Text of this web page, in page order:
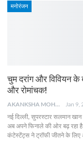
मनोरंजन
चुम दरांग और विवियन के
और रोमांचक!
AKANKSHA MOHAN Jan 9,
नई दिल्ली, सुपरस्टार सलमान खान
अब अपने फिनाले की ओर बढ़ रहा
कंटेस्टेंट्स ने ट्रॉफी जीतने के लिए